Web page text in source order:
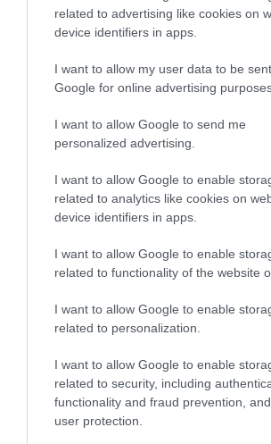
related to advertising like cookies on
device identifiers in apps.
I want to allow my user data to be
Google for online advertising
I want to allow Google to send me
personalized advertising.
I want to allow Google to enable
related to analytics like cookies on
device identifiers in apps.
I want to allow Google to enable
related to functionality of the website
I want to allow Google to enable
related to personalization.
I want to allow Google to enable
related to security, including
functionality and fraud prevention,
user protection.
ELŐZŐ CIKK
SAJTRAJONGÓKNAK
KÖVETKEZŐ CIKK